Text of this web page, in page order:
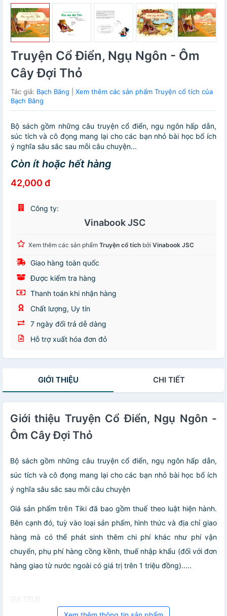
Truyện Cổ Điển, Ngụ Ngôn - Ôm
Cây Đợi Thỏ
Tác giả: Bạch Băng
Xem thêm các sản phẩm Truyện cổ tích của
Bạch Băng
Bộ sách gồm những câu truyện cổ điển, ngụ ngôn hấp dẫn,
súc tích và cô đọng mang lại cho các bạn nhỏ bài học bổ ích
ý nghĩa sâu sắc sau mỗi câu chuyện...
Còn ít hoặc hết hàng
42,000 đ
Công ty:
Vinabook JSC
Xem thêm các sản phẩm Truyện cổ tích bởi Vinabook JSC
Giao hàng toàn quốc
Được kiểm tra hàng
Thanh toán khi nhận hàng
Chất lượng, Uy tín
7 ngày đổi trả dễ dàng
Hỗ trợ xuất hóa đơn đỏ
GIỚI THIỆU CHI TIẾT
Giới thiệu Truyện Cổ Điển, Ngụ Ngôn -
Ôm Cây Đợi Thỏ
Bộ sách gồm những câu truyện cổ điển, ngụ ngôn hấp dẫn,
súc tích và cô đọng mang lại cho các bạn nhỏ bài học bổ ích
ý nghĩa sâu sắc sau mỗi câu chuyện
Giá sản phẩm trên Tiki đã bao gồm thuế theo luật hiện hành.
Bên cạnh đó, tuỳ vào loại sản phẩm, hình thức và địa chỉ giao
hàng mà có thể phát sinh thêm chi phí khác như phí vận
chuyển, phụ phí hàng cồng kềnh, thuế nhập khẩu (đối với đơn
hàng giao từ nước ngoài có giá trị trên 1 triệu đồng).....
Giá ZEUS